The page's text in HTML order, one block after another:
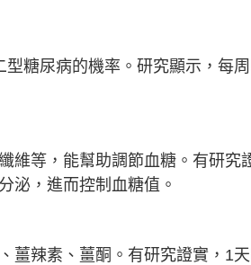
糖尿病的機率。研究顯示，每
維等，能幫助調節血糖。有研究
泌，進而控制血糖值。
薑辣素、薑酮。有研究證實，1